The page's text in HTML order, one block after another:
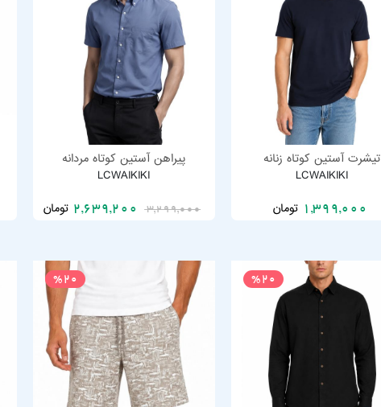
تیشرت آستین کوتاه زنانه
LCWAIKIKI
1,399,000 تومان
پیراهن آستین کوتاه مردانه
LCWAIKIKI
3,299,000
2,639,200 تومان
%20
%20